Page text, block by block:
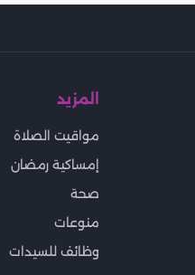
المزيد
مواقيت الصلاة
إمساكية رمضان
صحة
منوعات
وظائف للسيدات